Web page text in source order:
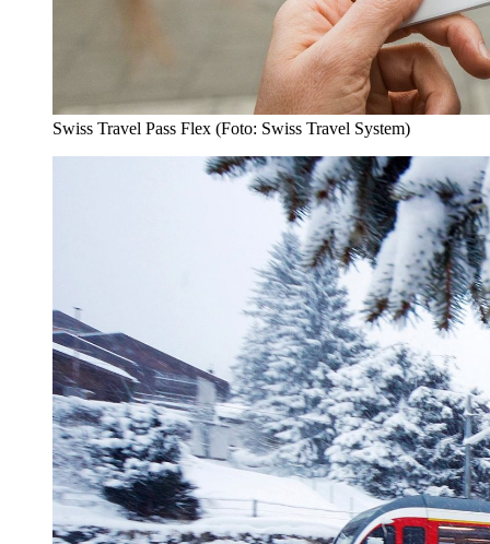
Swiss Travel Pass Flex (Foto: Swiss Travel System)